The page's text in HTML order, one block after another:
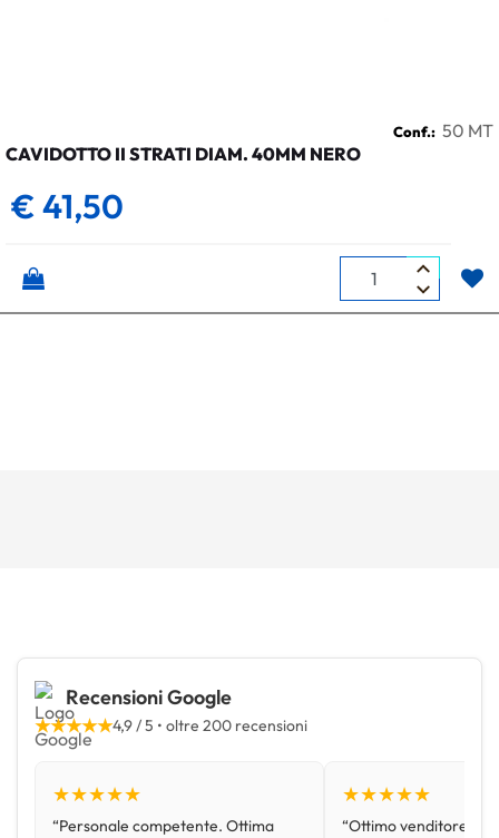
Conf.: 50 MT
CAVIDOTTO II STRATI DIAM. 40MM NERO
€ 41,50
Quantità
Recensioni Google
★★★★★4,9 / 5 • oltre 200 recensioni
★★★★★
“Personale competente. Ottima
★★★★★
“Ottimo venditore,